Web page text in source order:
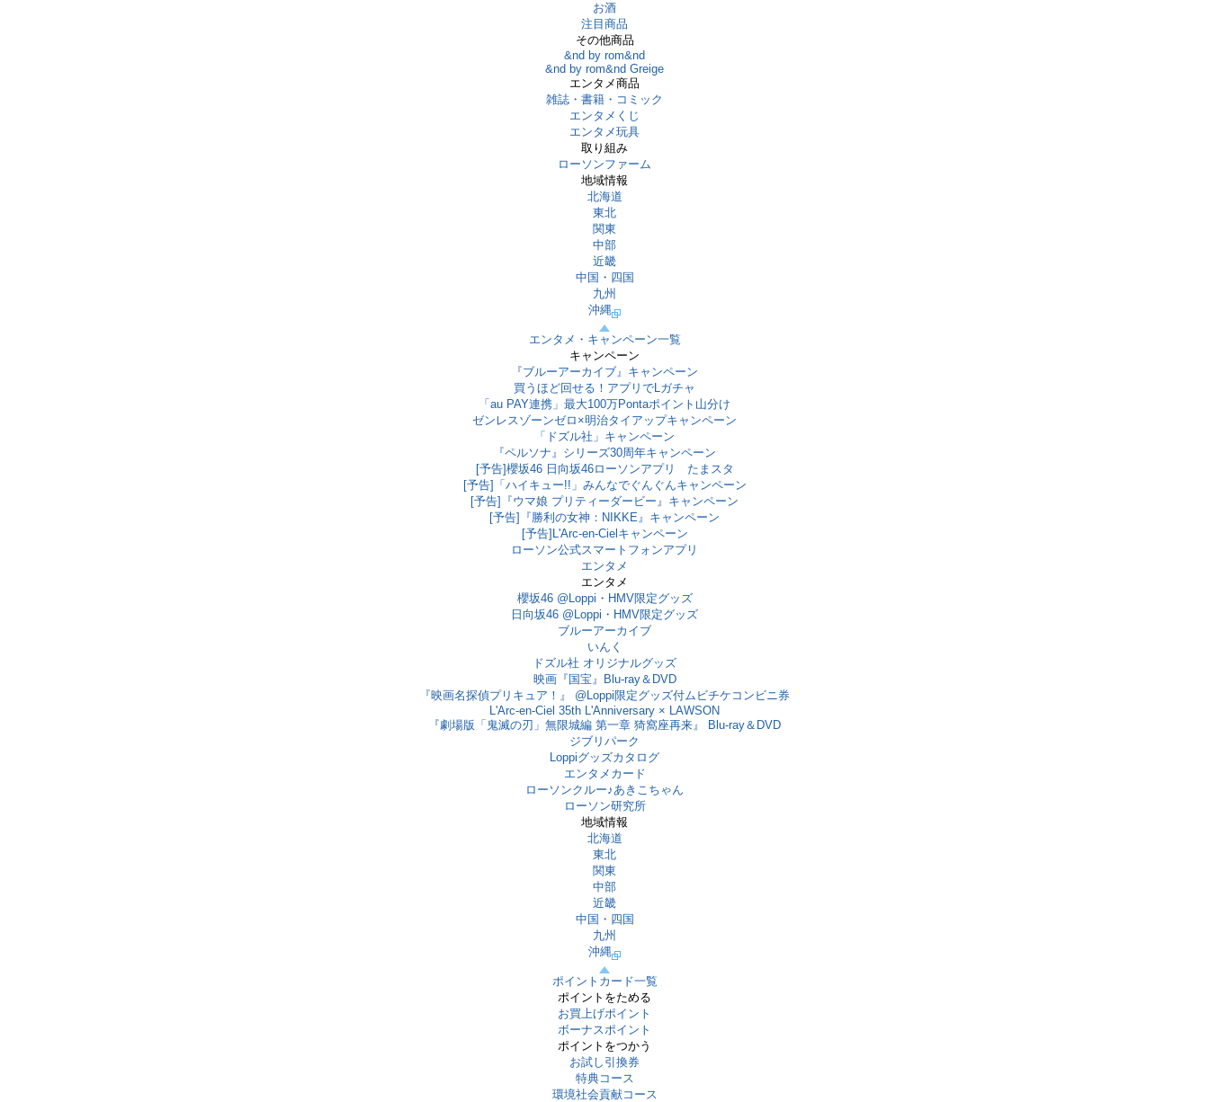
お酒
注目商品
その他商品
&nd by rom&nd
&nd by rom&nd Greige
エンタメ商品
雑誌・書籍・コミック
エンタメくじ
エンタメ玩具
取り組み
ローソンファーム
地域情報
北海道
東北
関東
中部
近畿
中国・四国
九州
沖縄
エンタメ・キャンペーン一覧
キャンペーン
『ブルーアーカイブ』キャンペーン
買うほど回せる！アプリでLガチャ
「au PAY連携」最大100万Pontaポイント山分け
ゼンレスゾーンゼロ×明治タイアップキャンペーン
「ドズル社」キャンペーン
『ペルソナ』シリーズ30周年キャンペーン
[予告]櫻坂46 日向坂46ローソンアプリ たまスタ
[予告]「ハイキュー!!」みんなでぐんぐんキャンペーン
[予告]『ウマ娘 プリティーダービー』キャンペーン
[予告]『勝利の女神：NIKKE』キャンペーン
[予告]L'Arc-en-Cielキャンペーン
ローソン公式スマートフォンアプリ
エンタメ
エンタメ
櫻坂46 @Loppi・HMV限定グッズ
日向坂46 @Loppi・HMV限定グッズ
ブルーアーカイブ
いんく
ドズル社 オリジナルグッズ
映画『国宝』Blu-ray＆DVD
『映画名探偵プリキュア！』 @Loppi限定グッズ付ムビチケコンビニ券
L'Arc-en-Ciel 35th L'Anniversary × LAWSON
『劇場版「鬼滅の刃」無限城編 第一章 猗窩座再来』 Blu-ray＆DVD
ジブリパーク
Loppiグッズカタログ
エンタメカード
ローソンクルー♪あきこちゃん
ローソン研究所
地域情報
北海道
東北
関東
中部
近畿
中国・四国
九州
沖縄
ポイントカード一覧
ポイントをためる
お買上げポイント
ボーナスポイント
ポイントをつかう
お試し引換券
特典コース
環境社会貢献コース